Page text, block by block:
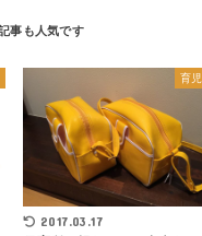
育児
2017.03.17